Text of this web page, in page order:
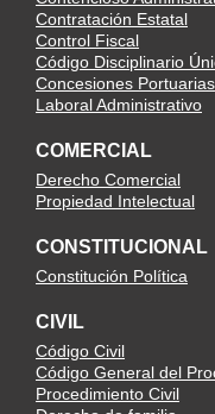
Contratación Estatal
Control Fiscal
Código Disciplinario
Concesiones Portuarias
Laboral Administrativo
COMERCIAL
Derecho Comercial
Propiedad Intelectual
CONSTITUCIONAL
Constitución Política
CIVIL
Código Civil
Código General del
Procedimiento Civil